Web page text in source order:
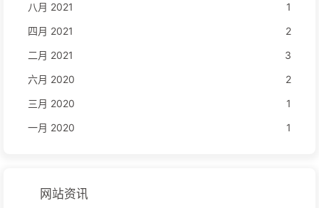
八月 2021
1
四月 2021
2
二月 2021
3
六月 2020
2
三月 2020
1
一月 2020
1
网站资讯